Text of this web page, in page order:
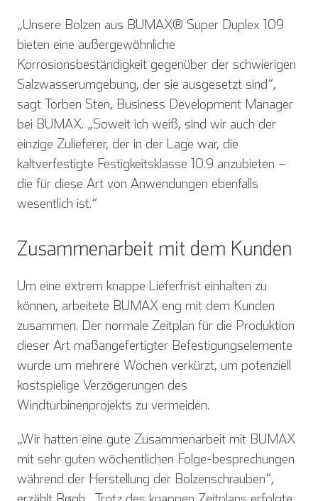
„Unsere Bolzen aus BUMAX® Super Duplex 109
bieten eine außergewöhnliche
Korrosionsbeständigkeit gegenüber der schwierigen
Salzwasserumgebung, der sie ausge­setzt sind“,
sagt Torben Sten, Business Development Manager
bei BUMAX. „Soweit ich weiß, sind wir auch der
einzige Zulieferer, der in der Lage war, die
kaltverfestigte Festigkeitsklasse 10.9 anzubieten –
die für diese Art von Anwendungen ebenfalls
wesentlich ist.“
Zusammenarbeit mit dem Kunden
Um eine extrem knappe Lieferfrist einhalten zu
können, arbeitete BUMAX eng mit dem Kunden
zusammen. Der normale Zeitplan für die Produktion
dieser Art maßangefertigter Befestigungselemente
wurde um mehrere Wochen verkürzt, um potenziell
kostspielige Verzögerungen des
Windturbinenprojekts zu vermeiden.
„Wir hatten eine gute Zusammenarbeit mit BUMAX
mit sehr guten wöchentlichen Folge-besprechungen
während der Herstellung der Bolzenschrauben“,
erzählt Bøgh. „Trotz des knappen Zeitplans erfolgte